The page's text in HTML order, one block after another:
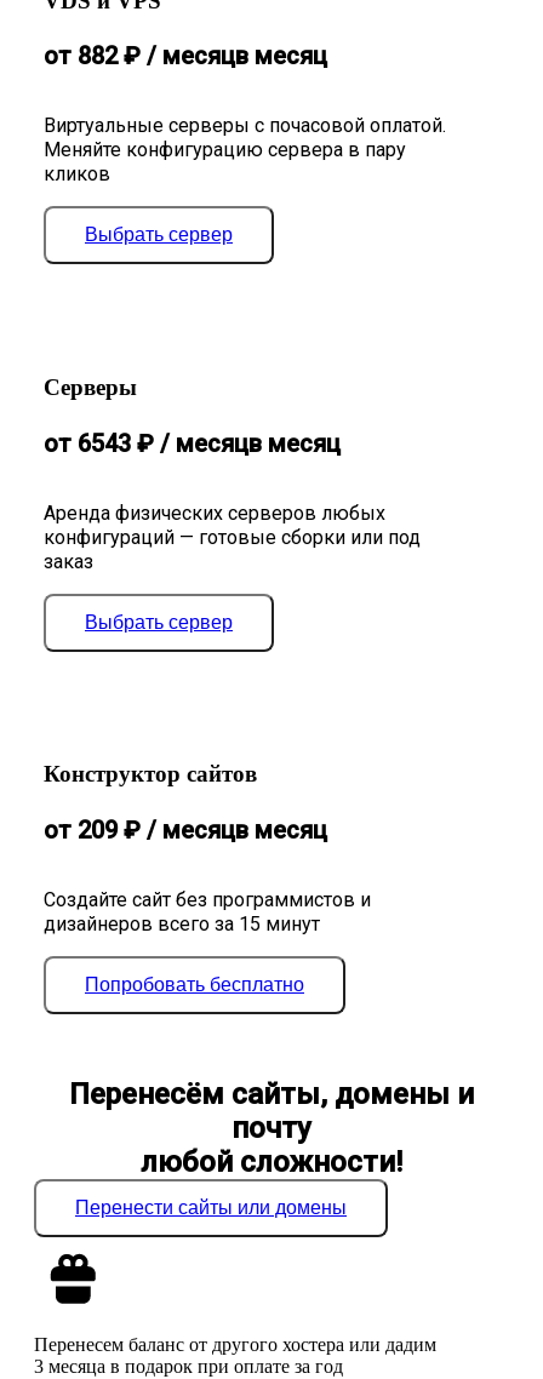
Виртуальные серверы с почасовой оплатой.
Меняйте конфигурацию сервера в пару
кликов
от 882₽ / месяцв месяц
Выбрать сервер
Серверы
Аренда физических серверов любых
конфигураций — готовые сборки или под
заказ
от 6543 ₽ / месяцв месяц
Выбрать сервер
Конструктор сайтов
Создайте сайт без программистов и
дизайнеров всего за 15 минут
от 209₽ / месяцв месяц
Попробовать бесплатно
Перенесём сайты, домены и
почту
любой сложности!
Перенести сайты или домены
Перенесем баланс от другого хостера или дадим
3 месяца в подарок при оплате за год